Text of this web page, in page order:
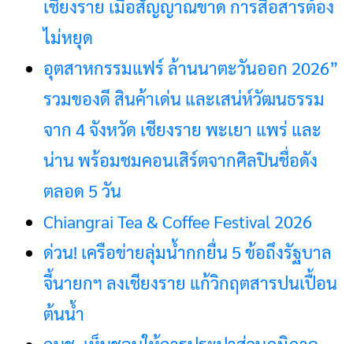
เชียงราย เมื่อสัญญาณขาด การสื่อสารต้อง
ไม่หยุด
อุตสาหกรรมแฟร์ ล้านนาตะวันออก 2026”
รวมของดี สินค้าเด่น และเสน่ห์วัฒนธรรม
จาก 4 จังหวัด เชียงราย พะเยา แพร่ และ
น่าน พร้อมชมคอนเสิร์ตจากศิลปินชื่อดัง
ตลอด 5 วัน
Chiangrai Tea & Coffee Festival 2026
ด่วน! เครือข่ายลุ่มน้ำกกยื่น 5 ข้อถึงรัฐบาล
จี้นายกฯ ลงเชียงราย แก้วิกฤตสารปนเปื้อน
ต้นน้ำ